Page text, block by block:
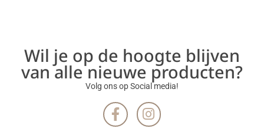
Wil je op de hoogte blijven
van alle nieuwe producten?
Volg ons op Social media!